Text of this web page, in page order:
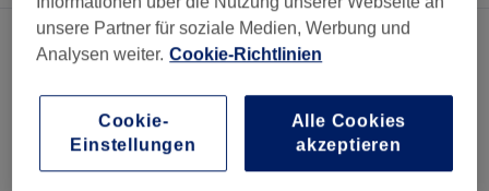
Ein Salon, der anbietet:
permanent & semi-permanent make-up in Passau
unsere Partner für soziale Medien, Werbung und
Analysen weiter. Cookie-Richtlinien
Cookie-
Einstellungen
Alle Cookies
akzeptieren